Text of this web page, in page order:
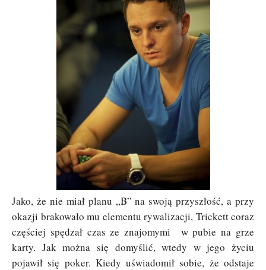
Jako, że nie miał planu „B” na swoją przyszłość, a przy
okazji brakowało mu elementu rywalizacji, Trickett coraz
częściej spędzał czas ze znajomymi w pubie na grze
karty. Jak można się domyślić, wtedy w jego życiu
pojawił się poker. Kiedy uświadomił sobie, że odstaje